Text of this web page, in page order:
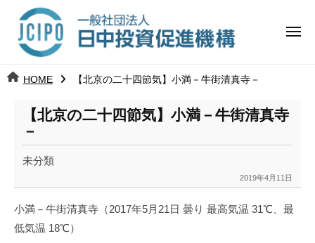
ツ 日
中
投
資
進
j
メ
HOME 【北京の二十四節気】小満－牛街清真寺－
【北京の二十四節気】小満－牛街清真寺
－
未分類
2019年4月11日
k
a
小満－牛街清真寺（2017年5月21日 曇り 最高気温 31℃、最
低気温 18℃）
日
中
資
進
機
構